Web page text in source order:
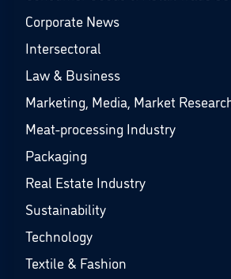
Corporate News
Intersectoral
Law & Business
Marketing, Media, Market
Meat-processing Industry
Packaging
Real Estate Industry
Sustainability
Technology
Textile & Fashion